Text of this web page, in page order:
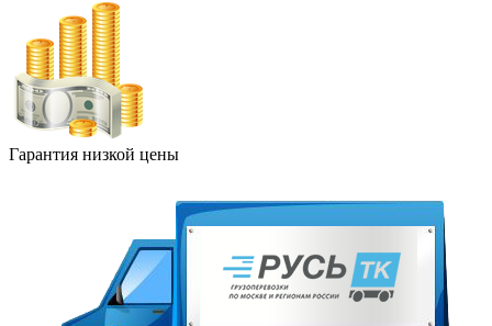
Гарантия низкой цены